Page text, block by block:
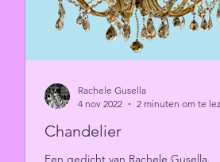
Chandelier
Een gedicht van Rachele Gusella.
Rachele Gusella
4 nov 2022
2 minuten om te